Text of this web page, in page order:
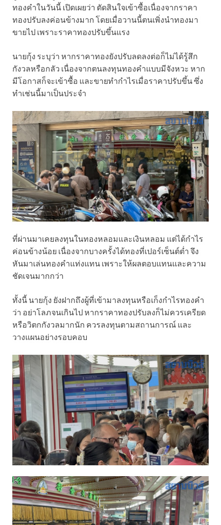
ทองคำในวันนี้ เปิดเผยว่า ตัดสินใจเข้าซื้อเนื่องจากราคา
ทองปรับลงค่อนข้างมาก โดยเมื่อวานนี้ตนเพิ่งนำทองมา
ขายไป เพราะราคาทองปรับขึ้นแรง
นายกุ้ง ระบุว่า หากราคาทองยังปรับลดลงต่อก็ไม่ได้รู้สึก
กังวลหรือกลัว เนื่องจากตนลงทุนทองคำแบบมีจังหวะ หาก
มีโอกาสก็จะเข้าซื้อ และขายทำกำไรเมื่อราคาปรับขึ้น ซึ่ง
ทำเช่นนี้มาเป็นประจำ
ที่ผ่านมาเคยลงทุนในทองหลอมและเงินหลอม แต่ได้กำไร
ค่อนข้างน้อย เนื่องจากบางครั้งได้ทองที่เปอร์เซ็นต์ต่ำ จึง
หันมาเล่นทองคำแท่งแทน เพราะให้ผลตอบแทนและความ
ชัดเจนมากกว่า
ทั้งนี้ นายกุ้ง ยังฝากถึงผู้ที่เข้ามาลงทุนหรือเก็งกำไรทองคำ
ว่า อย่าโลภจนเกินไป หากราคาทองปรับลงก็ไม่ควรเครียด
หรือวิตกกังวลมากนัก ควรลงทุนตามสถานการณ์ และ
วางแผนอย่างรอบคอบ